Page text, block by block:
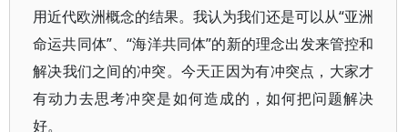
用近代欧洲概念的结果。我认为我们还是可以从“亚洲
命运共同体”、“海洋共同体”的新的理念出发来管控和
解决我们之间的冲突。今天正因为有冲突点，大家才
有动力去思考冲突是如何造成的，如何把问题解决
好。